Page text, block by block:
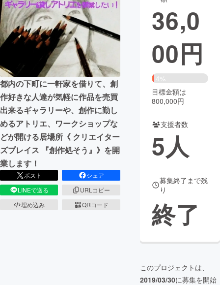
映像・映画 書籍・雑誌
ビジネス・起業 チャレンジ
まちづくり・地域活性化
CAMPFIRE for Social Good
CAMPFIRE Creation
CAMPFIREふるさと納税machi-ya コミュニティ
都内の下町に一軒家を借りて、創
作好きな人達が気軽に作品を売買
出来るギャラリーや、創作に勤し
めるアトリエ、ワークショップな
どが開ける居場所《 クリエイター
ズプレイス 『創作処そう』》を開
業します！
ポスト
シェア
LINEで送る
URLコピー
埋め込み
QRコード
36,0
00円
4%
目標金額は
800,000円
支援者数
5人
募集終了まで残
り
終了
このプロジェクトは、
2019/03/30に募集を開始